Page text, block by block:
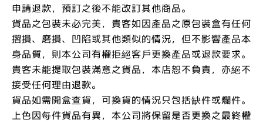
申請退款，預訂之後不能改訂其他商品。
貨品之包裝未必完美，貴客如因產品之原包裝盒有任何
摺損、磨損、凹陷或其他類似的情況，但不影響產品本
身品質，則本公司有權拒絕客戶更換產品或退款要求。
貴客未能提取包裝滿意之貨品，本店恕不負責，亦絕不
接受任何理由退款。
貨品如需開盒查貨，可換貨的情況只包括缺件或爛件。
上色因每件貨品有異，本公司將保留是否更換之最終權